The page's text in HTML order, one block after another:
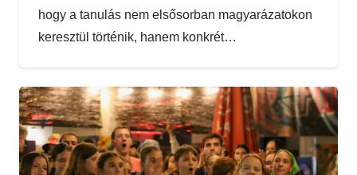
hogy a tanulás nem elsősorban magyarázatokon
keresztül történik, hanem konkrét…